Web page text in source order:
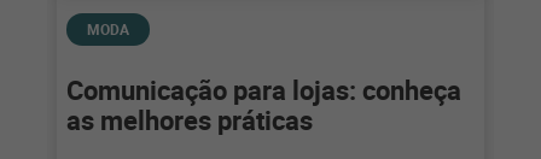
MODA
Comunicação para lojas: conheça
as melhores práticas